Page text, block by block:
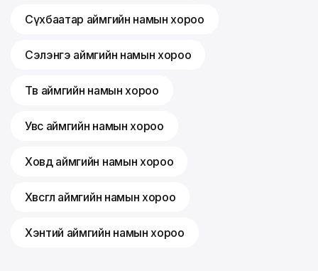
Сүхбаатар аймгийн намын хороо
Сэлэнгэ аймгийн намын хороо
Төв аймгийн намын хороо
Увс аймгийн намын хороо
Ховд аймгийн намын хороо
Хөвсгөл аймгийн намын хороо
Хэнтий аймгийн намын хороо